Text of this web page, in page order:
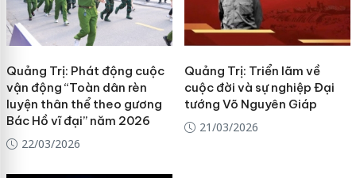
Quảng Trị: Phát động cuộc
vận động “Toàn dân rèn
luyện thân thể theo gương
Bác Hồ vĩ đại” năm 2026
22/03/2026
Quảng Trị: Triển lãm về
cuộc đời và sự nghiệp Đại
tướng Võ Nguyên Giáp
21/03/2026